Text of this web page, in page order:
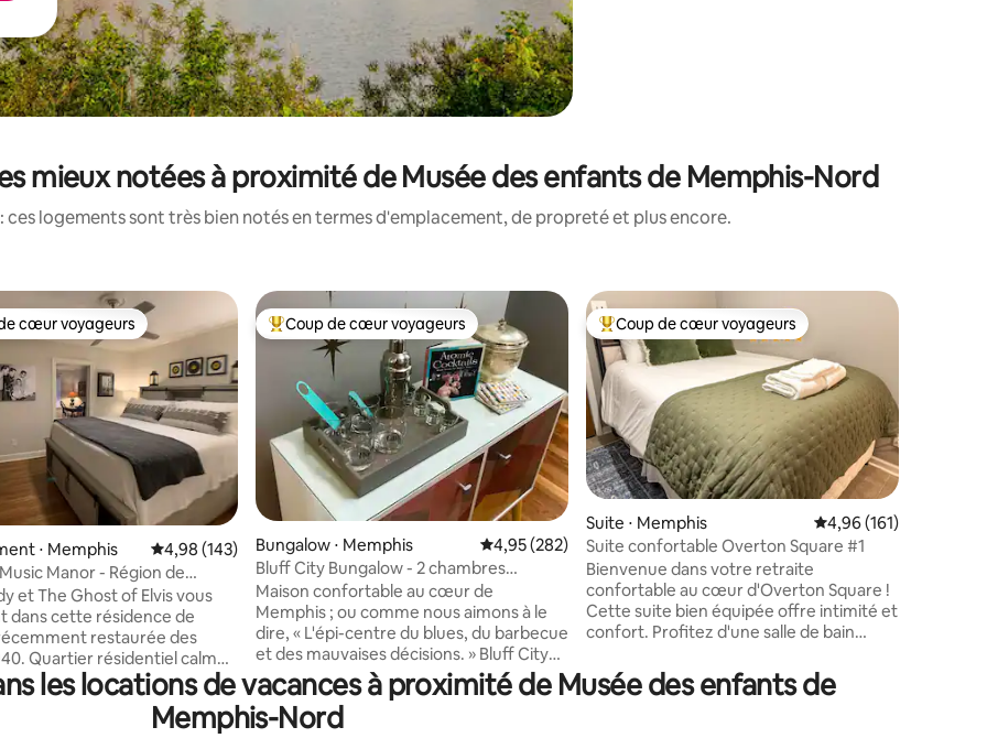
mieux notées à proximité de Musée des enfants de Memphis-Nord
ces logements sont très bien notés en termes d'emplacement, de propreté et plus encore.
base de 107 commentaires : 4,93 sur 5
cœur voyageurs les plus appréciés
cœur voyageurs
⋅ Memphis Évaluation moyenne sur la base de 143 commentaires : 4,98 sur 5
4,98 (143)
Manor - Région de
de Memphis
et The Ghost of Elvis vous
dans cette résidence de
restaurée des
Quartier résidentiel calme
Memphis. Cette
maison 2 KING BR/2 BA est
pour les voyageurs
Coups de cœur voyageurs les plus appréciés
Coup de cœur voyageurs
Bungalow ⋅ Memphis Évaluation moyenne sur la base de 282 commentaires : 4,95 sur 5
4,95 (282)
Bluff City Bungalow - 2 chambres
confortables au cœur de Memphis
Maison confortable au cœur de
Memphis ; ou comme nous aimons à le
dire, « L'épi-centre du blues, du barbecue
et des mauvaises décisions. » Bluff City
Bungalow est à distance de marche du
Pink Palace, de la Green Line, du Musée
des enfants, du Liberty Bowl et de
Coups de cœur voyageurs les plus appréciés
Coup de cœur voyageurs
Suite ⋅ Memphis Évaluation moyenne
4,96 (161)
Suite confortable Overton Square #1
Bienvenue dans votre retraite
confortable au cœur d'Overton Square !
Cette suite bien équipée offre intimité et
confort. Profitez d'une salle de bain
complet et d'une escapade paisible à
quelques pas de la scène animée de la
les locations de vacances à proximité de Musée des enfants de
Memphis-Nord